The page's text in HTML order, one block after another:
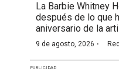
La Barbie Whitney
después de lo que
aniversario de la
9 de agosto, 2026 ·
PUBLICIDAD